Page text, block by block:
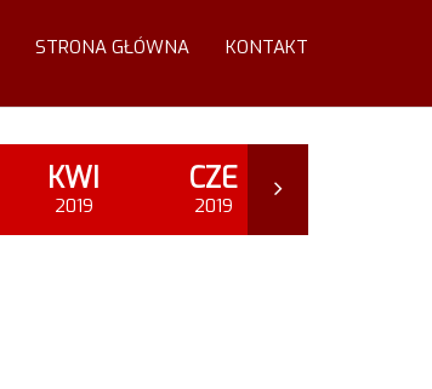
STRONA GŁÓWNA KONTAKT
KWI
2019
CZE
2019